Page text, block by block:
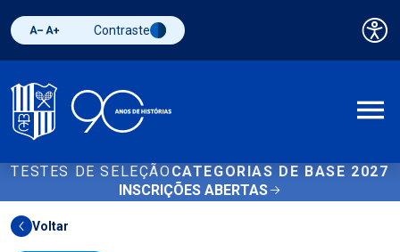
Diminuir fonte
Aumentar fonteAlternar contraste
Contraste
TESTES DE SELEÇÃO CATEGORIAS DE BASE 2027
INSCRIÇÕES ABERTAS
Voltar